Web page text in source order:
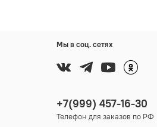
Мы в соц. сетях
+7(999) 457-16-30
Телефон для заказов по РФ